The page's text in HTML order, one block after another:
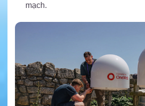
mạch.